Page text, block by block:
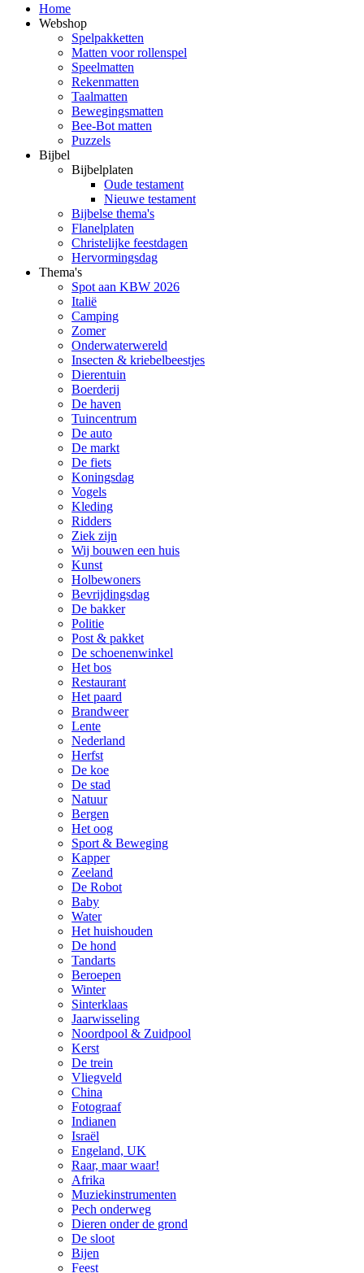
Home
Webshop
Spelpakketten
Matten voor rollenspel
Speelmatten
Rekenmatten
Taalmatten
Bewegingsmatten
Bee-Bot matten
Puzzels
Bijbel
Bijbelplaten
Oude testament
Nieuwe testament
Bijbelse thema's
Flanelplaten
Christelijke feestdagen
Hervormingsdag
Thema's
Spot aan KBW 2026
Italië
Camping
Zomer
Onderwaterwereld
Insecten & kriebelbeestjes
Dierentuin
Boerderij
De haven
Tuincentrum
De auto
De markt
De fiets
Koningsdag
Vogels
Kleding
Ridders
Ziek zijn
Wij bouwen een huis
Kunst
Holbewoners
Bevrijdingsdag
De bakker
Politie
Post & pakket
De schoenenwinkel
Het bos
Restaurant
Het paard
Brandweer
Lente
Nederland
Herfst
De koe
De stad
Natuur
Bergen
Het oog
Sport & Beweging
Kapper
Zeeland
De Robot
Baby
Water
Het huishouden
De hond
Tandarts
Beroepen
Winter
Sinterklaas
Jaarwisseling
Noordpool & Zuidpool
Kerst
De trein
Vliegveld
China
Fotograaf
Indianen
Israël
Engeland, UK
Raar, maar waar!
Afrika
Muziekinstrumenten
Pech onderweg
Dieren onder de grond
De sloot
Bijen
Feest